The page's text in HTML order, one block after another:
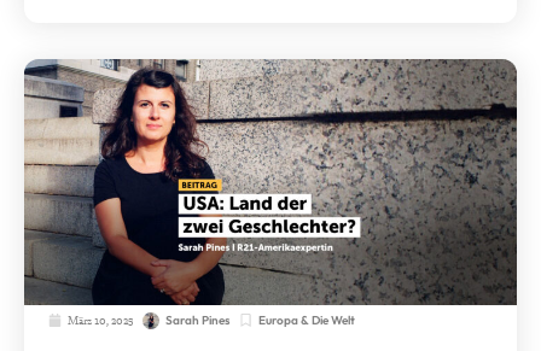
März 10, 2025 Sarah Pines Europa & Die Welt